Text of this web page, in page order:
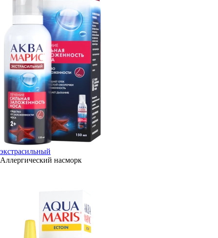
экстрасильный
Аллергический насморк